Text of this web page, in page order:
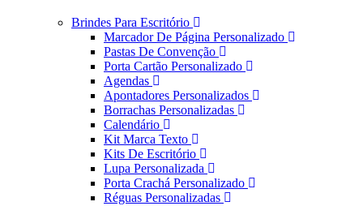
Brindes Para Escritório
Marcador De Página Personalizado
Pastas De Convenção
Porta Cartão Personalizado
Agendas
Apontadores Personalizados
Borrachas Personalizadas
Calendário
Kit Marca Texto
Kits De Escritório
Lupa Personalizada
Porta Crachá Personalizado
Réguas Personalizadas